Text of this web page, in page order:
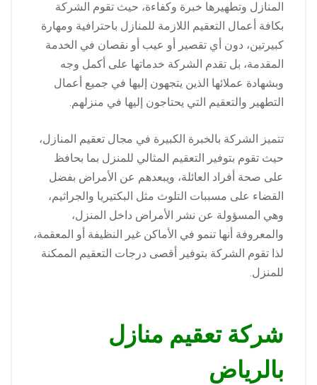
المنازل وتطهيرها خبرة وكفاءة، حيث تقوم الشركة
بكافة أعمال التعقيم اللازمة للمنازل باحترافية ومهارة
كبيرتين، دون أي تقصير أو عيب أو نقصان في الخدمة
المقدمة، بل تقدم الشركة خدماتها على أكمل وجه
وبشهادة عملائها الذين يتجهون إليها في جميع أعمال
التطهير والتعقيم التي يحتاجون إليها في منزلهم.
تتميز الشركة بالخبرة الكبيرة في مجال تعقيم المنازل،
حيث تقوم بتوفير التعقيم المثالي للمنزل بما بحافظ
على صحة أفراد العائلة، ويبعدهم عن الأمراض بفضل
القضاء على مسببات التلوث مثل البكتيريا والجراثيم،
وهي المسؤولة عن نشر الأمراض داخل المنزل،
والمعروفة أنها تنمو في الأماكن غير النظيفة أو المعقمة،
لذا تقوم الشركة بتوفير أقصى درجات التعقيم الممكنة
للمنزل.
شركة تعقيم منازل
بالرياض